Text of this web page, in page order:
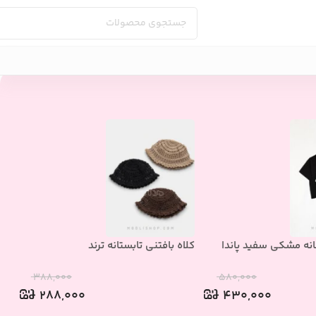
مشکی سفید پاندا
۵۸۰,۰۰۰
۴۳۰,۰۰۰
کلاه بافتنی تابستانه ترند
۳۸۸,۰۰۰
۲۸۸,۰۰۰